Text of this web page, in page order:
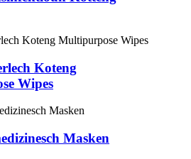
Koteng
Wipes
Masken